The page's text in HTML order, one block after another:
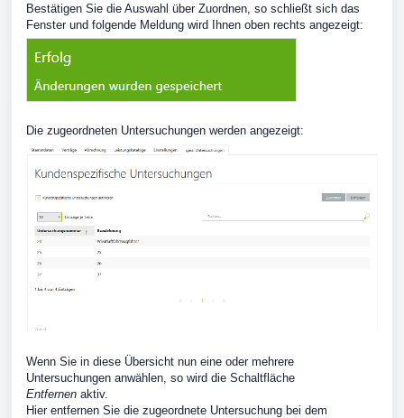
Bestätigen Sie die Auswahl über Zuordnen, so schließt sich das
Fenster und folgende Meldung wird Ihnen oben rechts angezeigt:
Die zugeordneten Untersuchungen werden angezeigt:
Wenn Sie in diese Übersicht nun eine oder mehrere
Untersuchungen anwählen, so wird die Schaltfläche
Entfernen aktiv.
Hier entfernen Sie die zugeordnete Untersuchung bei dem